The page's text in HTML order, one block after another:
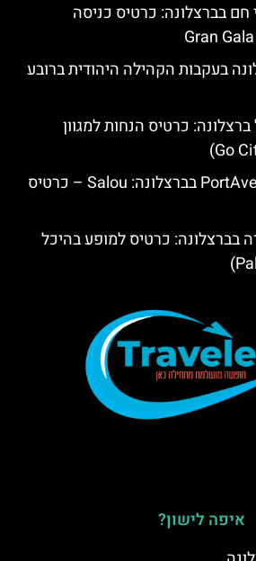
בברצלונה: כרטיס כניסה
בעקבות הקהילה היהודית ברובע
כרטיס הנחות למגוון
פארק המים PortAventura בברצלונה: Salou – כרטיס
בברצלונה: כרטיס למופע בהיכל
איפה לישון?